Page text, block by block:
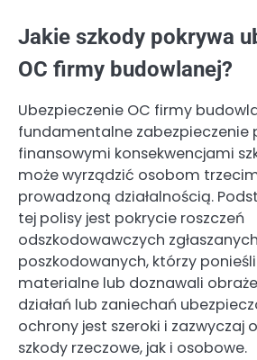
Jakie szkody pokrywa
OC firmy budowlanej?
Ubezpieczenie OC firmy
fundamentalne zabezpieczenie
finansowymi konsekwencjami
może wyrządzić osobom
prowadzoną działalnością.
tej polisy jest pokrycie roszczeń
odszkodowawczych
poszkodowanych, którzy
materialne lub doznawali
działań lub zaniechań
ochrony jest szeroki i zazwyczaj
szkody rzeczowe, jak i osobowe.